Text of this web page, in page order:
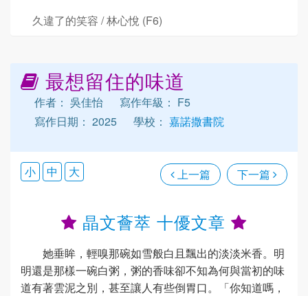
久違了的笑容 / 林心悅 (F6)
最想留住的味道
作者： 吳佳怡
寫作年級： F5
寫作日期： 2025
學校： 嘉諾撒書院
上一篇 下一篇
小 中 大
晶文薈萃 十優文章
她垂眸，輕嗅那碗如雪般白且飄出的淡淡米香。明
明還是那樣一碗白粥，粥的香味卻不知為何與當初的味
道有著雲泥之別，甚至讓人有些倒胃口。「你知道嗎，